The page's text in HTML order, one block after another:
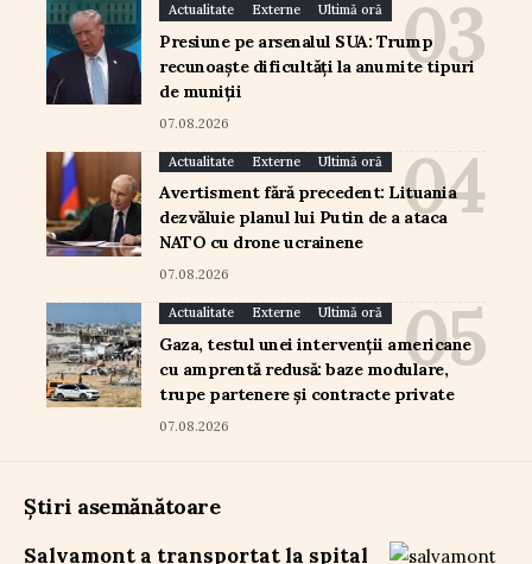
Actualitate Externe Ultimă oră
Presiune pe arsenalul SUA: Trump
recunoaște dificultăți la anumite tipuri
de muniții
07.08.2026
Actualitate Externe Ultimă oră
Avertisment fără precedent: Lituania
dezvăluie planul lui Putin de a ataca
NATO cu drone ucrainene
07.08.2026
Actualitate Externe Ultimă oră
Gaza, testul unei intervenții americane
cu amprentă redusă: baze modulare,
trupe partenere și contracte private
07.08.2026
Știri asemănătoare
Salvamont a transportat la spital